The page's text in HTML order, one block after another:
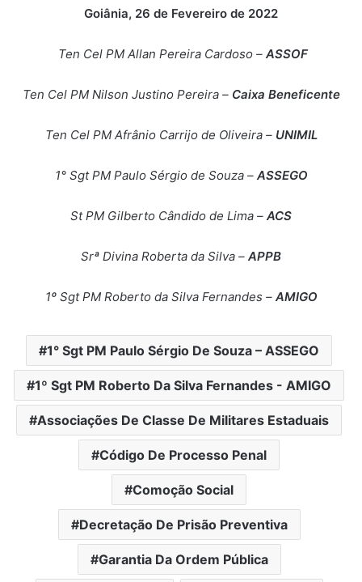
Goiânia, 26 de Fevereiro de 2022
Ten Cel PM Allan Pereira Cardoso – ASSOF
Ten Cel PM Nilson Justino Pereira – Caixa Beneficente
Ten Cel PM Afrânio Carrijo de Oliveira – UNIMIL
1° Sgt PM Paulo Sérgio de Souza – ASSEGO
St PM Gilberto Cândido de Lima – ACS
Srª Divina Roberta da Silva – APPB
1º Sgt PM Roberto da Silva Fernandes – AMIGO
1° Sgt PM Paulo Sérgio De Souza – ASSEGO
1º Sgt PM Roberto Da Silva Fernandes - AMIGO
Associações De Classe De Militares Estaduais
Código De Processo Penal
Comoção Social
Decretação De Prisão Preventiva
Garantia Da Ordem Pública